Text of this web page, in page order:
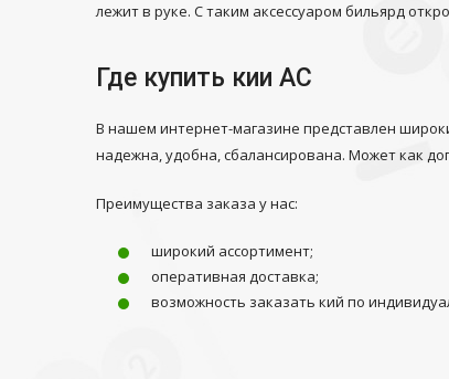
лежит в руке. С таким аксессуаром бильярд
Где купить кии АС
В нашем интернет-магазине представлен
надежна, удобна, сбалансирована. Может как
Преимущества заказа у нас:
широкий ассортимент;
оперативная доставка;
возможность заказать кий по